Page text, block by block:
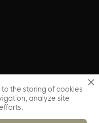
the storing of cookies
analyze site